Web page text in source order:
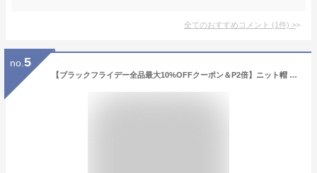
全てのおすすめコメント (1件) >
no. 5
【ブラックフライデー全品最大10%OFFクーポン＆P2倍】ニット帽 メンズ レディース 帽子 ニットキャップ ニット帽子 ビーニー ビーニー帽 ストレッチ性 柔らかい 無地 男女兼用 ゆるい カジュアル 春秋